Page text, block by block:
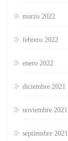
marzo 2022
febrero 2022
enero 2022
diciembre 2021
noviembre 2021
septiembre 2021